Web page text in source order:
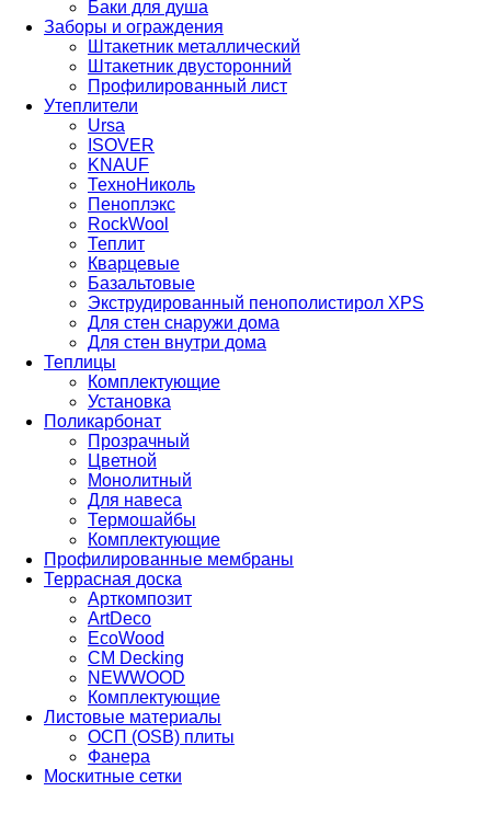
Баки для душа
Заборы и ограждения
Штакетник металлический
Штакетник двусторонний
Профилированный лист
Утеплители
Ursa
ISOVER
KNAUF
ТехноНиколь
Пеноплэкс
RockWool
Теплит
Кварцевые
Базальтовые
Экструдированный пенополистирол XPS
Для стен снаружи дома
Для стен внутри дома
Теплицы
Комплектующие
Установка
Поликарбонат
Прозрачный
Цветной
Монолитный
Для навеса
Термошайбы
Комплектующие
Профилированные мембраны
Террасная доска
Арткомпозит
ArtDeco
EcoWood
CM Decking
NEWWOOD
Комплектующие
Листовые материалы
ОСП (OSB) плиты
Фанера
Москитные сетки